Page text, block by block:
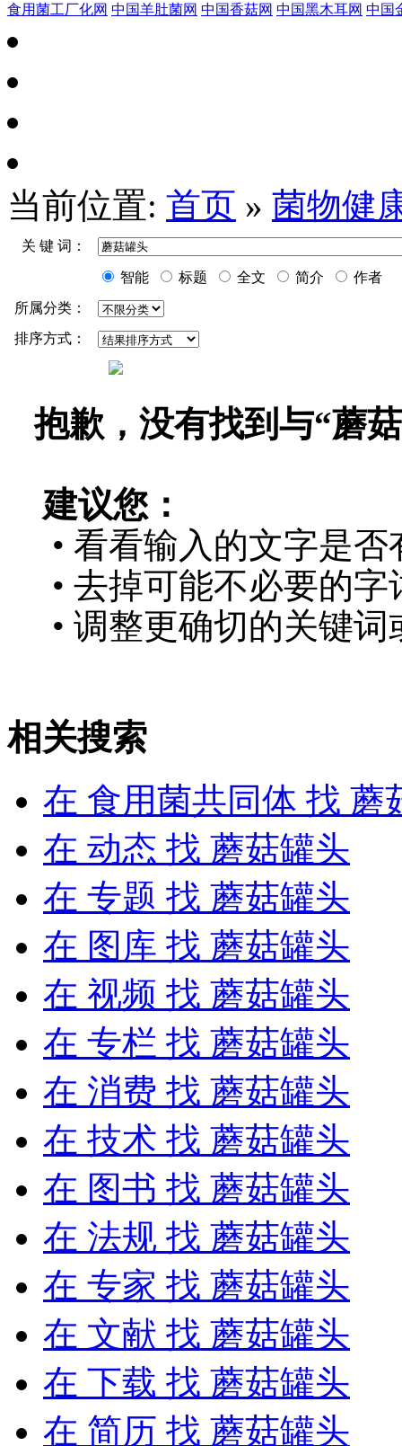
食用菌工厂化网 中国羊肚菌网 中国香菇网 中国黑木耳网 中国
当前位置: 首页 » 菌物健
关 键 词：
智能 标题 全文 简介
作者
所属分类：
排序方式：
抱歉，没有找到与“蘑
建议您：
• 看看输入的文字是否
• 去掉可能不必要的字
• 调整更确切的关键
相关搜索
在 食用菌共同体 找 蘑
在 动态 找 蘑菇罐头
在 专题 找 蘑菇罐头
在 图库 找 蘑菇罐头
在 视频 找 蘑菇罐头
在 专栏 找 蘑菇罐头
在 消费 找 蘑菇罐头
在 技术 找 蘑菇罐头
在 图书 找 蘑菇罐头
在 法规 找 蘑菇罐头
在 专家 找 蘑菇罐头
在 文献 找 蘑菇罐头
在 下载 找 蘑菇罐头
在 简历 找 蘑菇罐头